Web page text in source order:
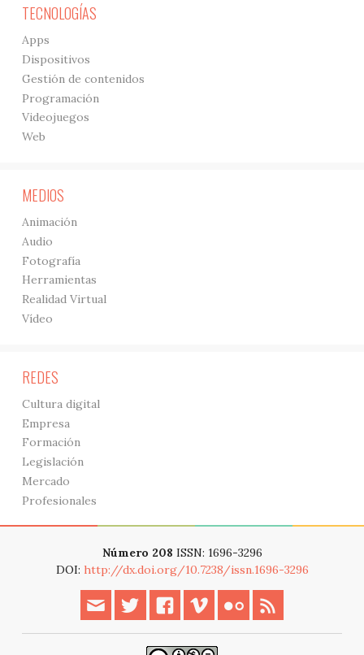
TECNOLOGÍAS
Apps
Dispositivos
Gestión de contenidos
Programación
Videojuegos
Web
MEDIOS
Animación
Audio
Fotografía
Herramientas
Realidad Virtual
Vídeo
REDES
Cultura digital
Empresa
Formación
Legislación
Mercado
Profesionales
Número 208 ISSN: 1696-3296
DOI: http://dx.doi.org/10.7238/issn.1696-3296